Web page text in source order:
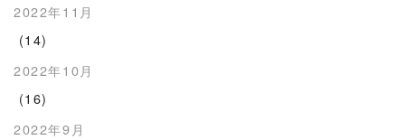
2022年11月
(14)
2022年10月
(16)
2022年9月